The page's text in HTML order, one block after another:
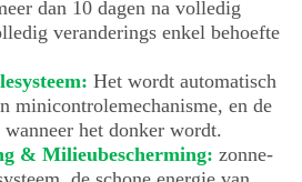
dan 10 dagen na volledig
veranderings enkel behoefte
Het wordt automatisch
minicontrolemechanisme, en de
het donker wordt.
& Milieubescherming: zonne-